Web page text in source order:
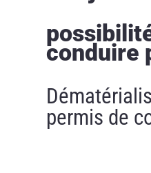
conduire
permis de